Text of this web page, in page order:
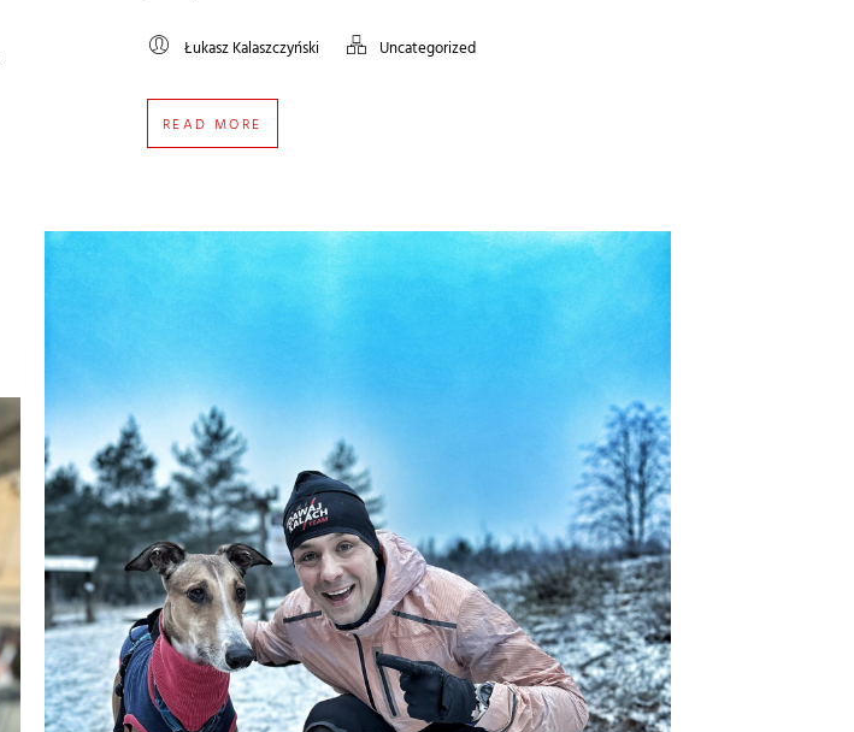
Łukasz Kalaszczyński Uncategorized
READ MORE